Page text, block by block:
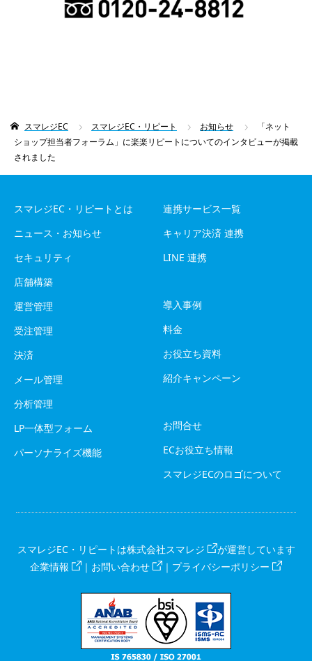
スマレジEC スマレジEC・リピート お知らせ
「ネット
ショップ担当者フォーラム」に楽楽リピートについてのインタビューが掲載
されました
スマレジEC・リピートとは
ニュース・お知らせ
セキュリティ
店舗構築
運営管理
受注管理
決済
メール管理
分析管理
LP一体型フォーム
パーソナライズ機能
連携サービス一覧
キャリア決済 連携
LINE 連携
導入事例
料金
お役立ち資料
紹介キャンペーン
お問合せ
ECお役立ち情報
スマレジECのロゴについて
スマレジEC・リピートは株式会社スマレジ
が運営しています
企業情報
｜ お問い合わせ ｜ プライバシーポリシー